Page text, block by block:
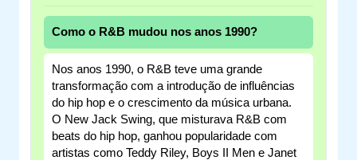
Como o R&B mudou nos anos 1990?
Nos anos 1990, o R&B teve uma grande
transformação com a introdução de influências
do hip hop e o crescimento da música urbana.
O New Jack Swing, que misturava R&B com
beats do hip hop, ganhou popularidade com
artistas como Teddy Riley, Boys II Men e Janet